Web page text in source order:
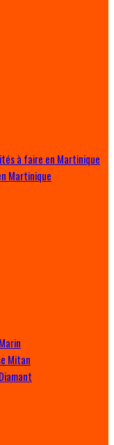
à faire en Martinique
Martinique
Mitan